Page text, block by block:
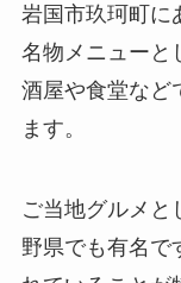
岩国市玖珂町に
名物メニューと
酒屋や食堂など
ます。
ご当地グルメと
野県でも有名で